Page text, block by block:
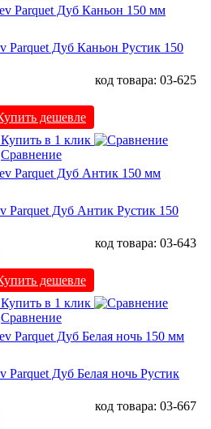
Parquet Дуб Каньон Рустик 150
код товара: 03-625
дешевле
Купить в 1 клик
Сравнение
Parquet Дуб Антик Рустик 150
код товара: 03-643
дешевле
Купить в 1 клик
Сравнение
Parquet Дуб Белая ночь Рустик
код товара: 03-667